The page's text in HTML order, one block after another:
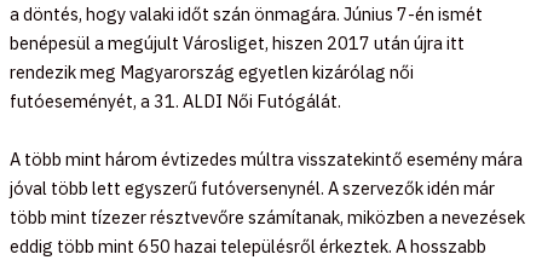
a döntés, hogy valaki időt szán önmagára. Június 7-én ismét
benépesül a megújult Városliget, hiszen 2017 után újra itt
rendezik meg Magyarország egyetlen kizárólag női
futóeseményét, a 31. ALDI Női Futógálát.
A több mint három évtizedes múltra visszatekintő esemény mára
jóval több lett egyszerű futóversenynél. A szervezők idén már
több mint tízezer résztvevőre számítanak, miközben a nevezések
eddig több mint 650 hazai településről érkeztek. A hosszabb